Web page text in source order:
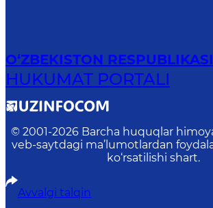
O‘ZBEKISTON RESPUBLIKASI
HUKUMAT PORTALI
© 2001-2026 Barcha huquqlar
veb-saytdagi ma’lumotlardan
ko‘rsatilishi shart.
Avvalgi talqin